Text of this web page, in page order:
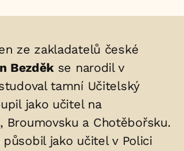
ze zakladatelů české
Bezděkse narodil v
tamní Učitelský
jako učitel na
Broumovsku a Chotěbořsku.
působil jako učitel v Polici